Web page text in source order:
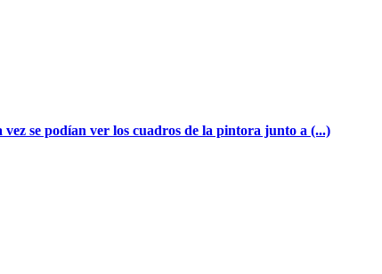
se podían ver los cuadros de la pintora junto a (...)